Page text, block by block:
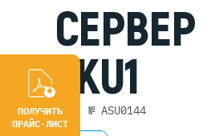
СЕРВЕР
SKU1
арт. № ASU0144
ПОЛУЧИТЬ
ПРАЙС-ЛИСТ